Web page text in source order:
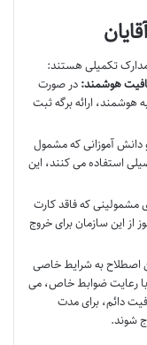
مدارک تکمیلی هستند:
هوشمند: در صورت
ارائه برگه ثبت
دانش آموزانی که مشمول
استفاده می کنند، این
مشمولینی که فاقد کارت
این سازمان برای خروج
اصطلاح به شرایط خاصی
رعایت ضوابط خاص، می
دائم، برای مدت
شوند.